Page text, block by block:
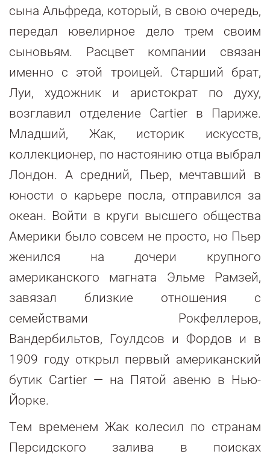
сына Альфреда, который, в свою очередь,
передал ювелирное дело трем своим
сыновьям. Расцвет компании связан
именно с этой троицей. Старший брат,
Луи, художник и аристократ по духу,
возглавил отделение Cartier в Париже.
Младший, Жак, историк искусств,
коллекционер, по настоянию отца выбрал
Лондон. А средний, Пьер, мечтавший в
юности о карьере посла, отправился за
океан. Войти в круги высшего общества
Америки было совсем не просто, но Пьер
женился на дочери крупного
американского магната Эльме Рамзей,
завязал близкие отношения с
семействами Рокфеллеров,
Вандербильтов, Гоулдсов и Фордов и в
1909 году открыл первый американский
бутик Cartier — на Пятой авеню в Нью-
Йорке.
Тем временем Жак колесил по странам
Персидского залива в поисках